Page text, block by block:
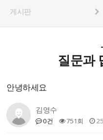
게시판
질문과
안녕하세요
김영수
0건 751회